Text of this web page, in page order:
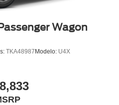
Wagon
TKA48987 Modelo: U4X